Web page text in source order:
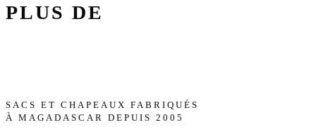
PLUS DE
SACS ET CHAPEAUX FABRIQUÉS
À MAGADASCAR DEPUIS 2005